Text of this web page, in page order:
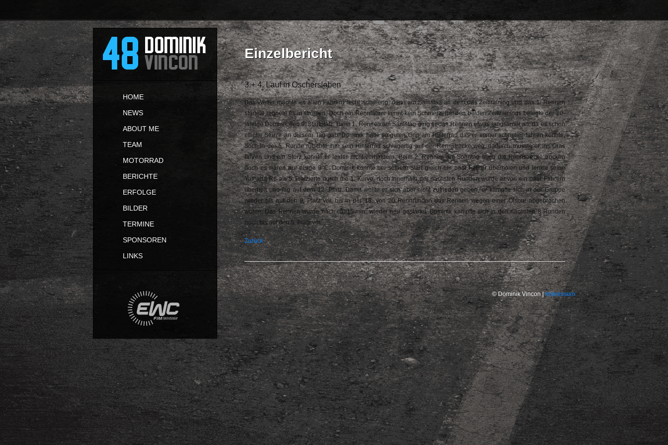
HOME
NEWS
ABOUT ME
TEAM
MOTORRAD
BERICHTE
ERFOLGE
BILDER
TERMINE
SPONSOREN
LINKS
Einzelbericht
3.+ 4. Lauf in Oschersleben
Das Wetter machte es allen Fahrern recht schwierig, denn am Samstag an dem das Zeittraining und das 1. Rennen
startete regnete es in strömen. Doch ein Rennfahrer kennt kein Schmerz. Bei den beiden Zeittrainings belegte der 20-
jährige Dominik den 9. Startplatz. Beim 1. Rennen am Samstag ging er das Rennen etwas langsamer an, da es schon
etliche Stürze an diesem Tag gab. Dominik hatte so guten Grip am Hinterrad das er immer schneller fahren konnte,
doch in der 5. Runde rutschte ihm sein Hinterrad schlagartig auf der Rennstrecke weg, dadurch musste er ins Gras
fahren und ein Sturz konnte er leider nicht verhindern. Beim 2. Rennen am Sonntag blieb die Rennstrecke trocken
doch es waren nur eisige 9°C. Dominik konnte bei seinem Start gleich ein paar Fahrer überholen und lenkte seine
Yamaha R6 als 5. Platzierte durch die 1. Kurve, doch innerhalb der nächsten Runden wurde er von ein paar Fahrern
überholt und lag auf dem 12. Platz. Damit wollte er sich aber nicht zufrieden geben, er kämpfte sich in der Gruppe
wieder bis auf den 9. Platz vor, bis in der 13. von 20 Rennrunden das Rennen wegen einer Ölspur abgebrochen
wurde. Das Rennen wurde nach ca. 15.min. wieder neu gestartet. Dominik kämpfte sich in den nächsten 8 Runden
noch bis auf den 5. Platz vor.
Zurück
© Dominik Vincon |Impressum